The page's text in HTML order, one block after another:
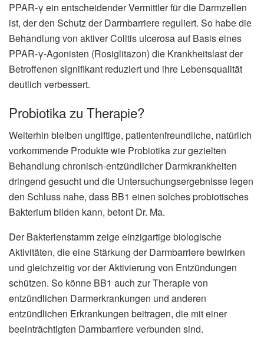
PPAR-γ ein entscheidender Vermittler für die Darmzellen
ist, der den Schutz der Darmbarriere reguliert. So habe die
Behandlung von aktiver Colitis ulcerosa auf Basis eines
PPAR-γ-Agonisten (Rosiglitazon) die Krankheitslast der
Betroffenen signifikant reduziert und ihre Lebensqualität
deutlich verbessert.
Probiotika zu Therapie?
Weiterhin bleiben ungiftige, patientenfreundliche, natürlich
vorkommende Produkte wie Probiotika zur gezielten
Behandlung chronisch-entzündlicher Darmkrankheiten
dringend gesucht und die Untersuchungsergebnisse legen
den Schluss nahe, dass BB1 einen solches probiotisches
Bakterium bilden kann, betont Dr. Ma.
Der Bakterienstamm zeige einzigartige biologische
Aktivitäten, die eine Stärkung der Darmbarriere bewirken
und gleichzeitig vor der Aktivierung von Entzündungen
schützen. So könne BB1 auch zur Therapie von
entzündlichen Darmerkrankungen und anderen
entzündlichen Erkrankungen beitragen, die mit einer
beeinträchtigten Darmbarriere verbunden sind.